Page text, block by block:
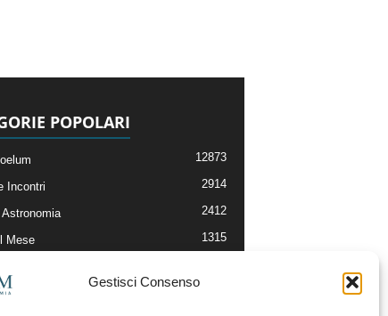
Gestisci Consenso
POPOLARI
12873
Incontri 2914
Astronomia 2412
Mese 1315
Risorse On-Line